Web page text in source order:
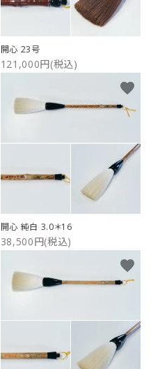
開心 23号
121,000円(税込)
開心 純白 3.0＊16
38,500円(税込)
favorite
favorite